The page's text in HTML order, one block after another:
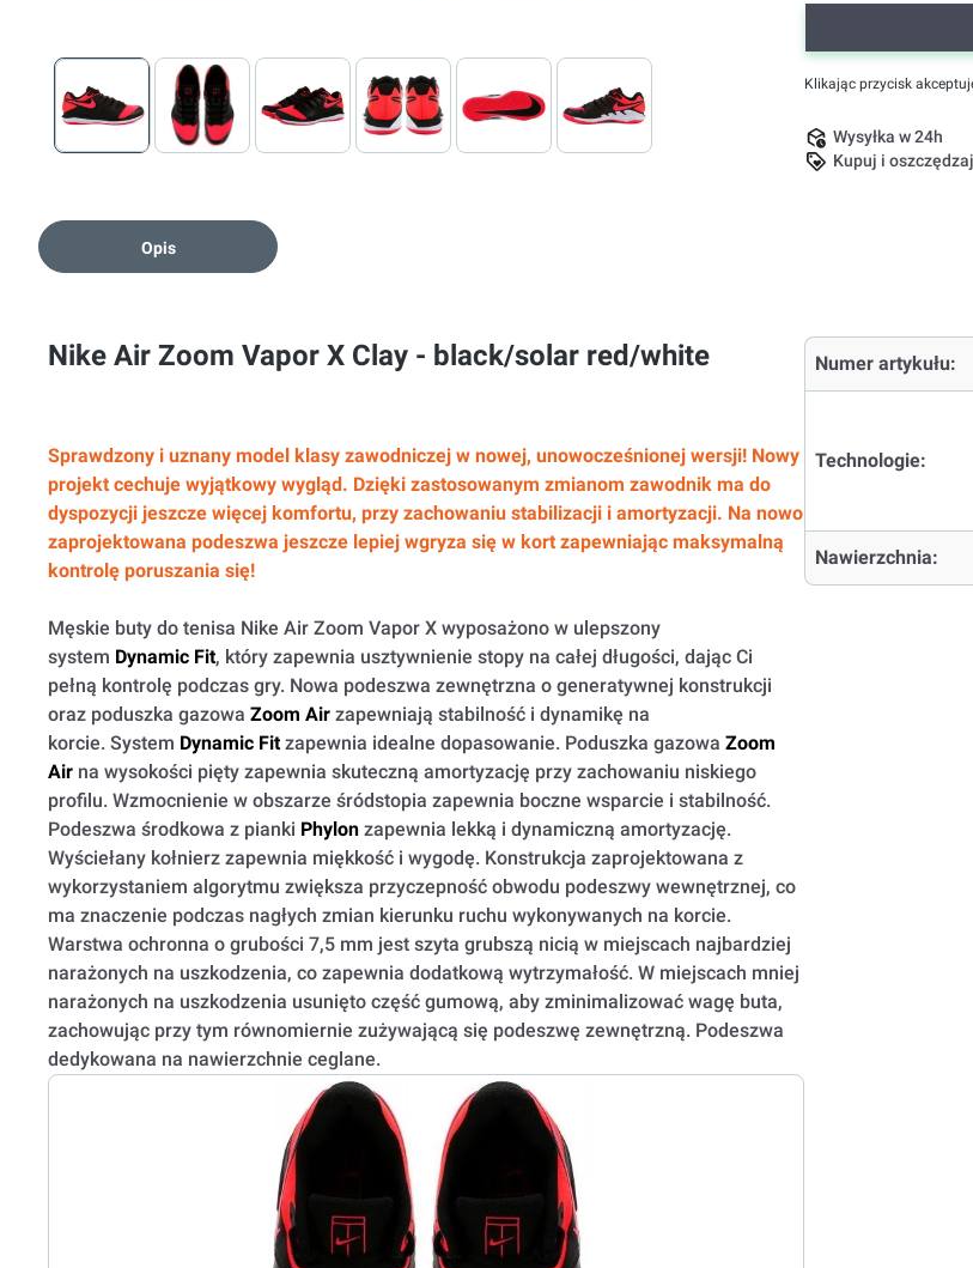
Klikając przycisk
Wysyłka w 24h
Kupuj i
Opis
Nike Air Zoom Vapor X Clay - black/solar red/white
Sprawdzony i uznany model klasy zawodniczej w nowej, unowocześnionej wersji! Nowy
projekt cechuje wyjątkowy wygląd. Dzięki zastosowanym zmianom zawodnik ma do
dyspozycji jeszcze więcej komfortu, przy zachowaniu stabilizacji i amortyzacji. Na nowo
zaprojektowana podeszwa jeszcze lepiej wgryza się w kort zapewniając maksymalną
kontrolę poruszania się!
Męskie buty do tenisa Nike Air Zoom Vapor X wyposażono w ulepszony
system Dynamic Fit, który zapewnia usztywnienie stopy na całej długości, dając Ci
pełną kontrolę podczas gry. Nowa podeszwa zewnętrzna o generatywnej konstrukcji
oraz poduszka gazowa Zoom Air zapewniają stabilność i dynamikę na
korcie. System Dynamic Fitzapewnia idealne dopasowanie. Poduszka gazowa Zoom
Air na wysokości pięty zapewnia skuteczną amortyzację przy zachowaniu niskiego
profilu. Wzmocnienie w obszarze śródstopia zapewnia boczne wsparcie i stabilność.
Podeszwa środkowa z pianki Phylon zapewnia lekką i dynamiczną amortyzację.
Wyściełany kołnierz zapewnia miękkość i wygodę. Konstrukcja zaprojektowana z
wykorzystaniem algorytmu zwiększa przyczepność obwodu podeszwy wewnętrznej, co
ma znaczenie podczas nagłych zmian kierunku ruchu wykonywanych na korcie.
Warstwa ochronna o grubości 7,5 mm jest szyta grubszą nicią w miejscach najbardziej
narażonych na uszkodzenia, co zapewnia dodatkową wytrzymałość. W miejscach mniej
narażonych na uszkodzenia usunięto część gumową, aby zminimalizować wagę buta,
zachowując przy tym równomiernie zużywającą się podeszwę zewnętrzną. Podeszwa
dedykowana na nawierzchnie ceglane.
Numer artykułu:
Technologie:
Nawierzchnia: